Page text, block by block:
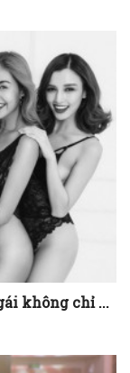
Đỗ Mạnh ...